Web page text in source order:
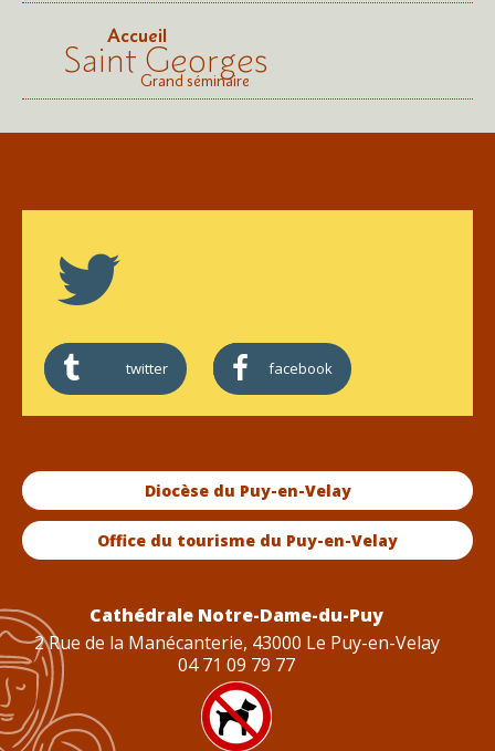
Accueil
Saint Georges
Grand séminaire
twitter facebook
Diocèse du Puy-en-Velay
Office du tourisme du Puy-en-Velay
Cathédrale Notre-Dame-du-Puy
2 Rue de la Manécanterie, 43000 Le Puy-en-Velay
04 71 09 79 77